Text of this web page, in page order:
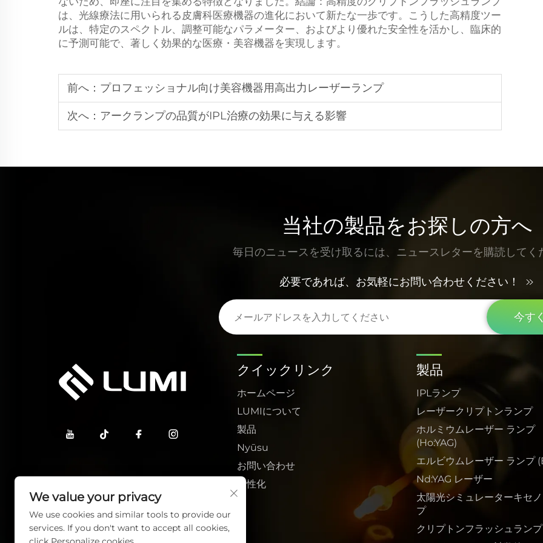
は、光線療法に用いられる皮膚科医療機器の進化において新たな一歩です。こうした高精度ツー
ルは、特定のスペクトル、調整可能なパラメーター、およびより優れた安全性を活かし、臨床的
に予測可能で、著しく効果的な医療・美容機器を実現します。
前へ： プロフェッショナル向け美容機器用高出力レーザーランプ
次へ： アークランプの品質がIPL治療の効果に与える影響
当社の製品をお探しの方へ
毎日のニュースを受け取るには、ニュースレターを購読してく
必要であれば、お気軽にお問い合わせください！
今す
クイックリンク
ホームページ
LUMIについて
製品
Nyūsu
お問い合わせ
活性化
製品
IPLランプ
レーザークリプトンランプ
ホルミウムレーザー ランプ
(Ho:YAG)
エルビウムレーザー ランプ
Nd:YAG レーザー
太陽光シミュレーターキセ
プ
クリプトンフラッシュランプ
We value your privacy
We use cookies and similar tools to provide our
services. If you don't want to accept all cookies,